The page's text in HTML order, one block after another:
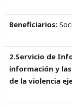
Beneficiarios:
2.Servicio de
información y
de la violencia